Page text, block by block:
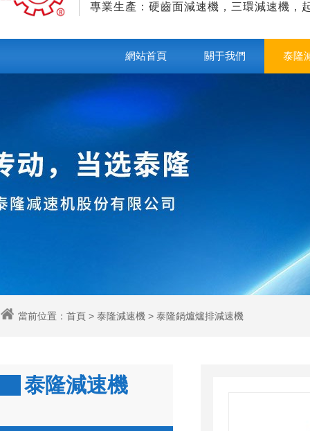
專業生產：硬齒面減速機，三環減速機，
網站首頁 關于我們 泰隆
當前位置： 首頁 > 泰隆減速機 > 泰隆鍋爐爐排減速機
泰隆減速機